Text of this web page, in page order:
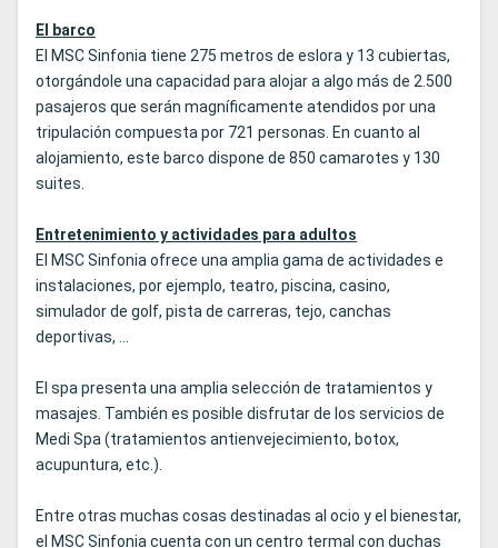
El barco
El MSC Sinfonia tiene 275 metros de eslora y 13 cubiertas,
otorgándole una capacidad para alojar a algo más de 2.500
pasajeros que serán magníficamente atendidos por una
tripulación compuesta por 721 personas. En cuanto al
alojamiento, este barco dispone de 850 camarotes y 130
suites.
Entretenimiento y actividades para adultos
El MSC Sinfonia ofrece una amplia gama de actividades e
instalaciones, por ejemplo, teatro, piscina, casino,
simulador de golf, pista de carreras, tejo, canchas
deportivas, ...
El spa presenta una amplia selección de tratamientos y
masajes. También es posible disfrutar de los servicios de
Medi Spa (tratamientos antienvejecimiento, botox,
acupuntura, etc.).
Entre otras muchas cosas destinadas al ocio y el bienestar,
el MSC Sinfonia cuenta con un centro termal con duchas